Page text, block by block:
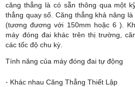
căng thẳng là có sẵn thông qua một
thẳng quay số. Căng thẳng khả năng
(tương đương với 150mm hoặc 6 ).
máy đóng đai khác trên thị trường,
các tốc độ chu kỳ.
Tính năng của máy đóng đai tự động
- Khác nhau Căng Thẳng Thiết Lập